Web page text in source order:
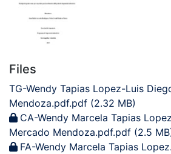
Files
TG-Wendy Tapias Lopez-Luis
Mendoza.pdf.pdf (2.32 MB)
CA-Wendy Marcela Tapias
Mercado Mendoza.pdf.pdf (2.5
FA-Wendy Marcela Tapias